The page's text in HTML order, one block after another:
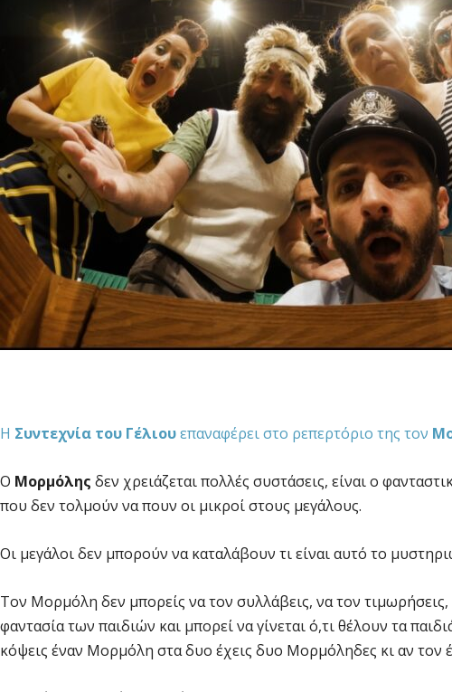
Η Συντεχνία του Γέλιουεπαναφέρει στο ρεπερτόριο της τον
Ο Μορμόλης δεν χρειάζεται πολλές συστάσεις, είναι ο
που δεν τολμούν να πουν οι μικροί στους μεγάλους.
Οι μεγάλοι δεν μπορούν να καταλάβουν τι είναι αυτό το
Τον Μορμόλη δεν μπορείς να τον συλλάβεις, να τον τιμωρήσεις,
φαντασία των παιδιών και μπορεί να γίνεται ό,τι θέλουν τα
κόψεις έναν Μορμόλη στα δυο έχεις δυο Μορμόληδες κι αν τον